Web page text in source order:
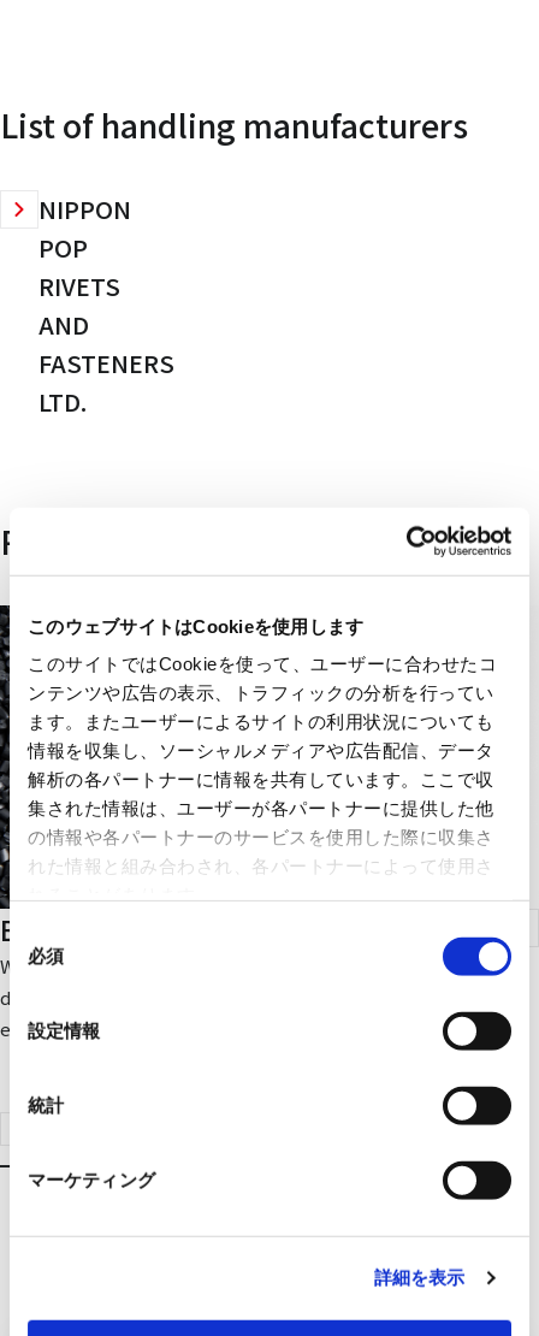
このウェブサイトはCookieを使用します
このサイトではCookieを使って、ユーザーに合わせたコ
ンテンツや広告の表示、トラフィックの分析を行ってい
ます。またユーザーによるサイトの利用状況についても
情報を収集し、ソーシャルメディアや広告配信、データ
解析の各パートナーに情報を共有しています。ここで収
集された情報は、ユーザーが各パートナーに提供した他
の情報や各パートナーのサービスを使用した際に収集さ
れた情報と組み合わされ、各パートナーによって使用さ
同
意
の
必須
設定情報
統計
マーケティング
詳細を表示
List of handling manufacturers
NIPPON
POP
RIVETS
AND
FASTENERS
LTD.
Related products
Board & Sealing Materials
We offer a variety of electronic circuit board, semiconductor
devices, and sealing materials for automotive and industrial
equipment.